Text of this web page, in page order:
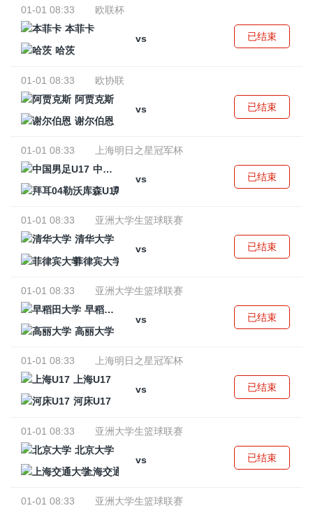
01-01 08:33
欧联杯
本菲卡
vs
哈茨
已结束
01-01 08:33
欧协联
阿贾克斯
vs
谢尔伯恩
已结束
01-01 08:33
上海明日之星冠军杯
中国男足U17
vs
拜耳04勒沃库森U17
已结束
01-01 08:33
亚洲大学生篮球联赛
清华大学
vs
菲律宾大学
已结束
01-01 08:33
亚洲大学生篮球联赛
早稻田大学
vs
高丽大学
已结束
01-01 08:33
上海明日之星冠军杯
上海U17
vs
河床U17
已结束
01-01 08:33
亚洲大学生篮球联赛
北京大学
vs
上海交通大学
已结束
01-01 08:33
亚洲大学生篮球联赛